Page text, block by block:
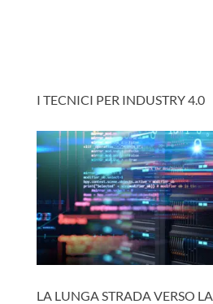
I TECNICI PER INDUSTRY 4.0
LA LUNGA STRADA VERSO LA